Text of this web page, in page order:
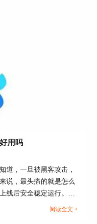
，接口安全测就是
用程序接口）的不
、数据泄露还有访
度调教。你可以设
和URL参数，模拟
潜在的漏洞都挖出
用吗
道，一旦被黑客攻击，
说，最头痛的就是怎么
线后安全稳定运行。于
就是其中一个，它的
阅读全文 >